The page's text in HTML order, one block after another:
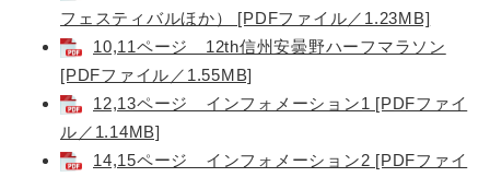
フェスティバルほか） [PDFファイル／1.23MB]
10,11ページ 12th信州安曇野ハーフマラソン
[PDFファイル／1.55MB]
12,13ページ インフォメーション1 [PDFファイ
ル／1.14MB]
14,15ページ インフォメーション2 [PDFファイ